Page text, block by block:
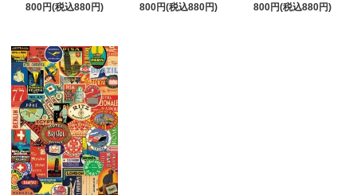
800円(税込880円)
800円(税込880円)
800円(税込880円)